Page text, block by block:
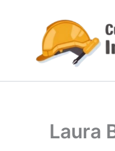
contenido
Laura